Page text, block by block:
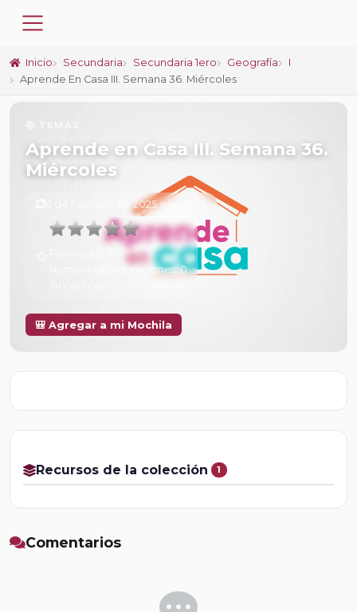
Inicio Secundaria Secundaria 1ero Geografía
I
Aprende En Casa III. Semana 36. Miércoles
Aprende en Casa III. Semana 36.
Miércoles
6 de Febrero de 2025 a las 16:36
Número de valoraciones:0
🎒 Agregar a mi Mochila
Recursos de la colección 1
Comentarios